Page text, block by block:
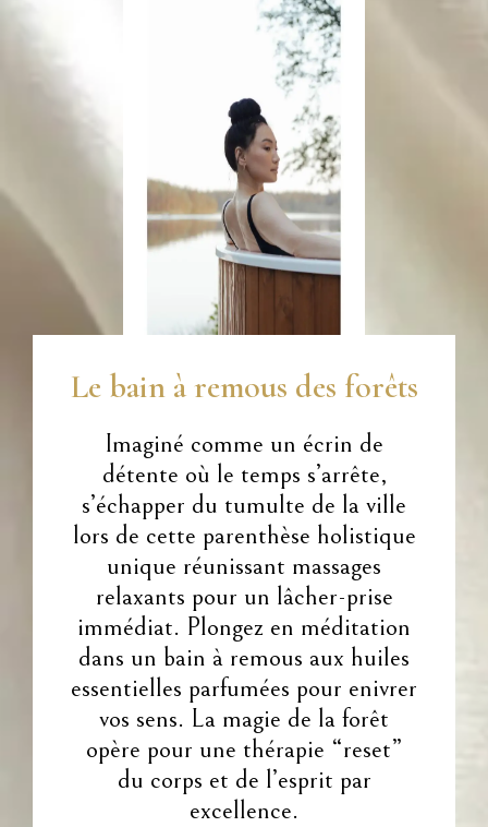
Le bain à remous des forêts
Imaginé comme un écrin de
détente où le temps s’arrête,
s’échapper du tumulte de la ville
lors de cette parenthèse holistique
unique réunissant massages
relaxants pour un lâcher-prise
immédiat. Plongez en méditation
dans un bain à remous aux huiles
essentielles parfumées pour enivrer
vos sens. La magie de la forêt
opère pour une thérapie “reset”
du corps et de l’esprit par
excellence.